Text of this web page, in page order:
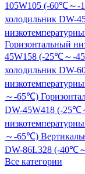
105W105 (-60℃～-
холодильник
Горизонтальный
45W158 (-25℃～-
холодильник DW-
～-65℃)
DW-45W418 (-
～-65℃)
DW-86L328 (-40℃
Все категории